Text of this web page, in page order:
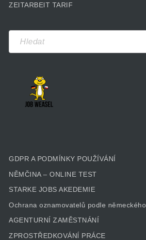
ZEITARBEIT TARIF
GDPR A PODMÍNKY POUŽÍVÁNÍ
NĚMČINA – ONLINE TEST
STARKE JOBS AKEDEMIE
Ochrana oznamovatelů podle
AGENTURNÍ ZAMĚSTNÁNÍ
ZPROSTŘEDKOVÁNÍ PRÁCE